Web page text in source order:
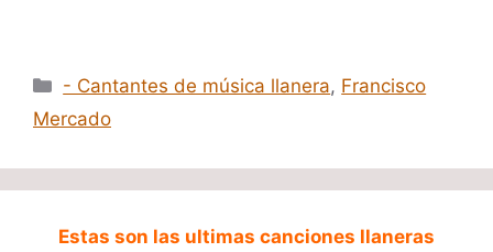
Categorías
- Cantantes de música llanera, Francisco
Mercado
Estas son las ultimas canciones llaneras